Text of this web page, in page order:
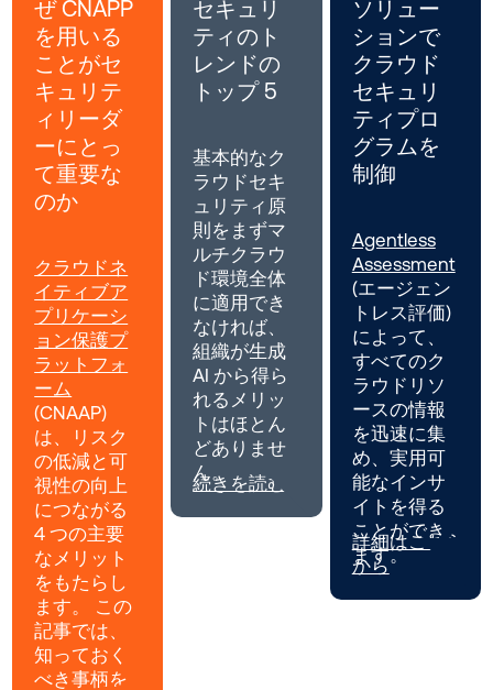
ぜ CNAPP
を用いる
ことがセ
キュリテ
ィリーダ
ーにとっ
て重要な
のか
クラウドネ
イティブア
プリケーシ
ョン保護プ
ラットフォ
ーム
(CNAAP)
は、リスク
の低減と可
視性の向上
につながる
4 つの主要
なメリット
をもたらし
ます。 この
記事では、
知っておく
べき事柄を
セキュリ
ティのト
レンドの
トップ 5
基本的なク
ラウドセキ
ュリティ原
則をまずマ
ルチクラウ
ド環境全体
に適用でき
なければ、
組織が生成
AI から得ら
れるメリッ
トはほとん
どありませ
ん。
続きを読む
ソリュー
ションで
クラウド
セキュリ
ティプロ
グラムを
制御
Agentless
Assessment
(エージェン
トレス評価)
によって、
すべてのク
ラウドリソ
ースの情報
を迅速に集
め、実用可
能なインサ
イトを得る
ことができ
ます。
詳細はこちら
から